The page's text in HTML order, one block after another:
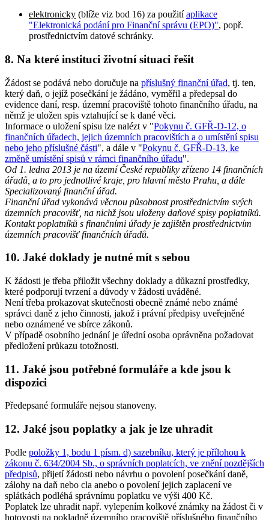
elektronicky (blíže viz bod 16) za použitíaplikace
"Elektronická podání pro Finanční správu (EPO)", popř.
prostřednictvím datové schránky.
8. Na které instituci životní situaci řešit
Žádost se podává nebo doručuje na příslušný finanční úřad, tj. ten,
který daň, o jejíž posečkání je žádáno, vyměřil a předepsal do
evidence daní, resp. územní pracoviště tohoto finančního úřadu, na
němž je uložen spis vztahující se k dané věci.
Informace o uložení spisu lze nalézt v "Pokynu č. GFŘ-D-12, o
finančních úřadech, jejich územních pracovištích a o umístění spisu
nebo jeho příslušné části", a dále v "Pokynu č. GFŘ-D-13, ke
změně umístění spisů v rámci finančního úřadu".
Od 1. ledna 2013 je na území České republiky zřízeno 14 finančních
úřadů, a to pro jednotlivé kraje, pro hlavní město Prahu, a dále
Specializovaný finanční úřad.
Finanční úřad vykonává věcnou působnost prostřednictvím svých
územních pracovišť, na nichž jsou uloženy daňové spisy poplatníků.
Kontakt poplatníků s finančními úřady je zajištěn prostřednictvím
územních pracovišť finančních úřadů.
10. Jaké doklady je nutné mít s sebou
K žádosti je třeba přiložit všechny doklady a důkazní prostředky,
které podporují tvrzení a důvody v žádosti uváděné.
Není třeba prokazovat skutečnosti obecně známé nebo známé
správci daně z jeho činnosti, jakož i právní předpisy uveřejněné
nebo oznámené ve sbírce zákonů.
V případě osobního jednání je úřední osoba oprávněna požadovat
předložení průkazu totožnosti.
11. Jaké jsou potřebné formuláře a kde jsou k
dispozici
Předepsané formuláře nejsou stanoveny.
12. Jaké jsou poplatky a jak je lze uhradit
Podle položky 1, bodu 1 písm. d) sazebníku, který je přílohou k
zákonu č. 634/2004 Sb., o správních poplatcích, ve znění pozdějších
předpisů, přijetí žádosti nebo návrhu o povolení posečkání daně,
zálohy na daň nebo cla anebo o povolení jejich zaplacení ve
splátkách podléhá správnímu poplatku ve výši 400 Kč.
Poplatek lze uhradit např. vylepením kolkové známky na žádost či v
hotovosti na pokladně územního pracoviště příslušného finančního